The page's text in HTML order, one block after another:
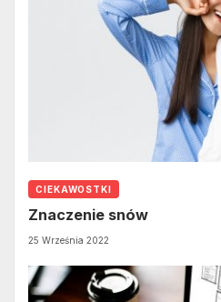
CIEKAWOSTKI
Znaczenie snów
25 Września 2022